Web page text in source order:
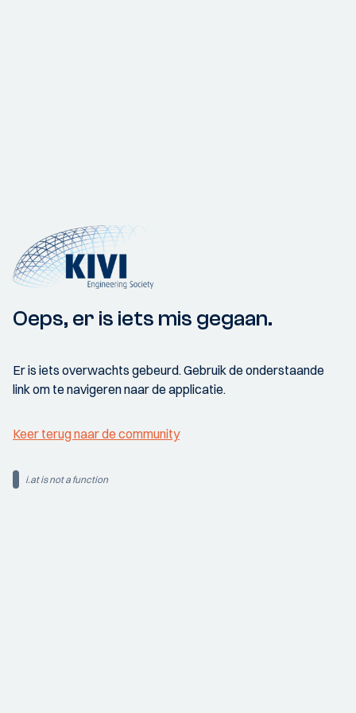
Oeps, er is iets mis gegaan.
Er is iets overwachts gebeurd. Gebruik de onderstaande
link om te navigeren naar de applicatie.
Keer terug naar de community
i.at is not a function